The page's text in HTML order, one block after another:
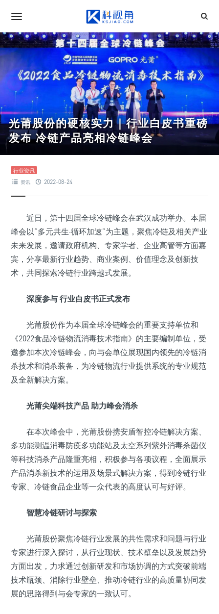
光莆股份的硬核实力｜行业白皮书重磅
发布 冷链产品亮相冷链峰会
行业资讯
资讯 2022-08-24
近日，第十四届全球冷链峰会在武汉成功举办。本届
峰会以“多元共生·循环加速”为主题，聚焦冷链及相关产业
未来发展，邀请政府机构、专家学者、企业高管等方面嘉
宾，分享最新行业趋势、商业案例、价值理念及创新技
术，共同探索冷链行业跨越式发展。
深度参与 行业白皮书正式发布
光莆股份作为本届全球冷链峰会的重要支持单位和
《2022食品冷链物流消毒技术指南》的主要编制单位，受
邀参加本次冷链峰会，向与会单位展现国内领先的冷链消
杀技术和消杀装备，为冷链物流行业提供系统的专业规范
及全新解决方案。
光莆尖端科技产品 助力峰会消杀
在本次峰会中，光莆股份携安盾智控冷链解决方案、
多功能测温消毒防疫多功能站及太空系列紫外消毒杀菌仪
等科技消杀产品隆重亮相，积极参与各项议程，全面展示
产品消杀新技术的运用及场景式解决方案，得到冷链行业
专家、冷链食品企业等一众代表的高度认可与好评。
智慧冷链研讨与探索
光莆股份聚焦冷链行业发展的共性需求和问题与行业
专家进行深入探讨，从行业现状、技术壁垒以及发展趋势
方面出发，力求通过创新研发和市场协调的方式突破前端
技术瓶颈、消除行业壁垒、推动冷链行业的高质量协同发
展的思路得到与会专家的一致认可。